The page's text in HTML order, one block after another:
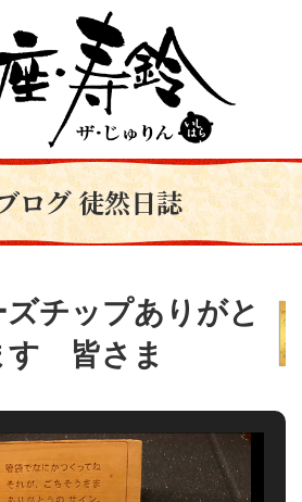
ログ 徒然日誌
チップありがと
す 皆さま